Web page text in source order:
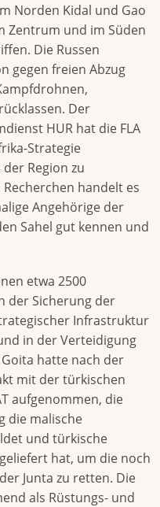
Norden Kidal und Gao
Zentrum und im Süden
Die Russen
gegen freien Abzug
Der
HUR hat die FLA
Strategie
Region zu
handelt es
Angehörige der
Sahel gut kennen und
etwa 2500
der Sicherung der
Infrastruktur
in der Verteidigung
Goita hatte nach der
mit der türkischen
aufgenommen, die
die malische
und türkische
hat, um die noch
Junta zu retten. Die
als Rüstungs- und